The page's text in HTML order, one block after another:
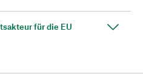
für die EU